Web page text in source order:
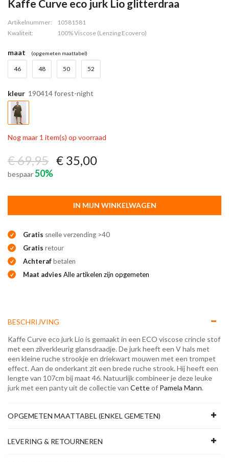
Kaffe Curve eco jurk Lio glitterdraa
Artikelnummer:
10581581
Kwaliteit:
100% Viscose (Lenzing Ecovero)
maat (opgemeten maattabel)
46 48 50 52
kleur 190414 forest-night
Nog maar 1 item(s) op voorraad
€ 69,95 € 35,00
bespaar50%
IN MIJN WINKELWAGEN
Gratis snelle verzending >40
Gratis retour
Achterafbetalen
Maat advies Alle artikelen zijn opgemeten
BESCHRIJVING
Kaffe Curve eco jurk Lio is gemaakt in een ECO viscose crincle stof
met een zilverkleurig glansdraadje. De jurk heeft een V hals met
een kleine ruche strookje en driekwart mouwen met een trompet
effect. Aan de onderkant zit een brede ruche strook. Hij heeft een
lengte van 107cm bij maat 46. Natuurlijk combineer je deze leuke
jurk met een panty uit de collectie van Cetteof Pamela Mann.
OPGEMETEN MAATTABEL (ENKEL GEMETEN)
LEVERING & RETOURNEREN